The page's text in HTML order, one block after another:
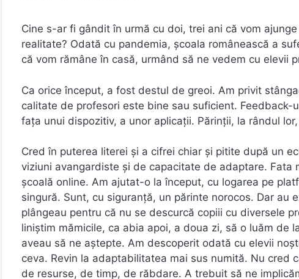
Cine s-ar fi gândit în urmă cu doi, trei ani că vom
realitate? Odată cu pandemia, școala românească a
că vom rămâne în casă, urmând să ne vedem cu elevii
Ca orice început, a fost destul de greoi. Am privit
calitate de profesori este bine sau suficient.
fața unui dispozitiv, a unor aplicații. Părinții, la rândul
Cred în puterea literei și a cifrei chiar și pitite după un
viziuni avangardiste și de capacitate de adaptare.
școală online. Am ajutat-o la început, cu logarea pe
singură. Sunt, cu siguranță, un părinte norocos. Dar
plângeau pentru că nu se descurcă copiii cu diversele
liniștim mămicile, ca abia apoi, a doua zi, să o luăm de
aveau să ne aștepte. Am descoperit odată cu elevii
ceva. Revin la adaptabilitatea mai sus numită. Nu
de resurse, de timp, de răbdare. A trebuit să ne